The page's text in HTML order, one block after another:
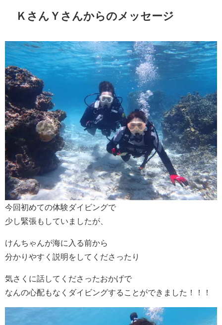
ＫさんＹさんからのメッセージ
今回初めての体験ダイビングで
少し緊張もしていましたが、
けんちゃんが海に入る前から
分かりやすく説明をしてくださったり
気さくに話してくださったおかげで
なんの心配もなくダイビングすることができました！！！